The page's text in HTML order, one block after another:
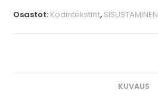
Osastot: Kodintekstiilit, SISUSTAMINEN
KUVAUS